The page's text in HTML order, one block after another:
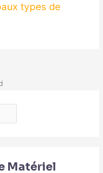
types de
Matériel